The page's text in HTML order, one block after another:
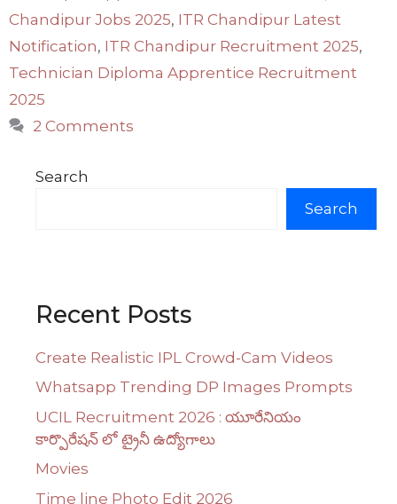
Chandipur Jobs 2025, ITR Chandipur Latest
Notification, ITR Chandipur Recruitment 2025,
Technician Diploma Apprentice Recruitment
2025
2 Comments
Search
Search
Recent Posts
Create Realistic IPL Crowd-Cam Videos
Whatsapp Trending DP Images Prompts
UCIL Recruitment 2026 : యూరేనియం
కార్పొరేషన్ లో ట్రైనీ ఉద్యోగాలు
Movies
Time line Photo Edit 2026